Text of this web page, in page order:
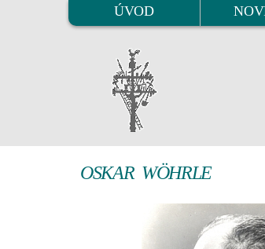
ÚVOD
OSKAR WÖHRLE